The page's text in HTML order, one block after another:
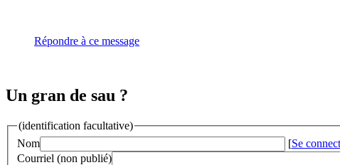
Répondre à ce message
Un gran de sau ?
(identification facultative)
Nom
[Se
Courriel (non publié)